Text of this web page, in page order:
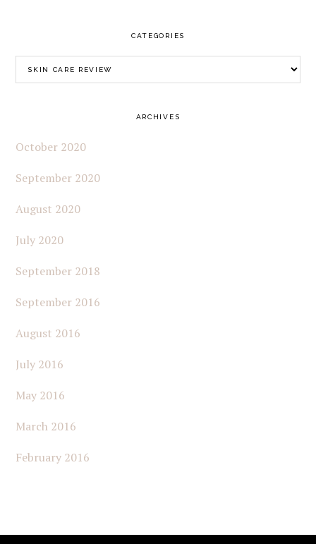
CATEGORIES
Categories
ARCHIVES
October 2020
September 2020
August 2020
July 2020
September 2018
September 2016
August 2016
July 2016
May 2016
March 2016
February 2016